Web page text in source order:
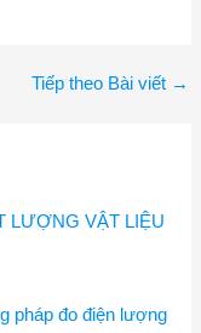
Tiếp theo Bài viết →
LƯỢNG VẬT LIỆU
pháp đo điện lượng